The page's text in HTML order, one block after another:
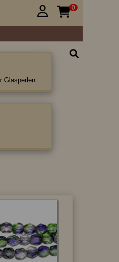
 0
Glasperlen.